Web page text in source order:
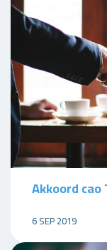
Akkoord
6 SEP 2019